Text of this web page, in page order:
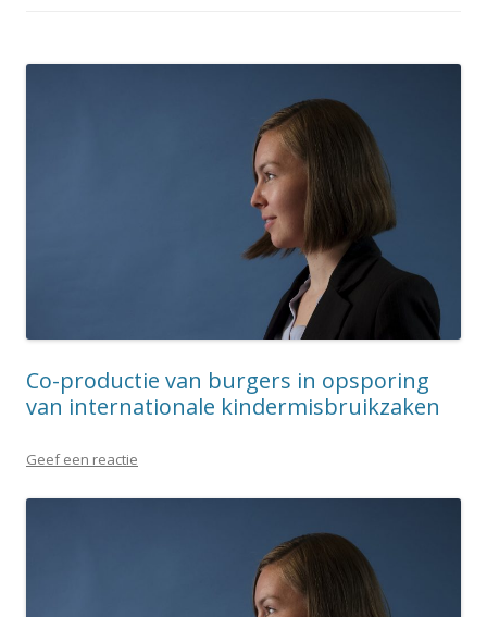
Co-productie van burgers in opsporing
van internationale kindermisbruikzaken
Geef een reactie